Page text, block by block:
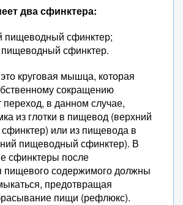
два сфинктера:
пищеводный сфинктер;
сфинктер.
круговая мышца, которая
сокращению
переход, в данном случае,
из глотки в пищевод (верхний
или из пищевода в
пищеводный сфинктер). В
сфинктеры после
пищевого содержимого должны
предотвращая
пищи (рефлюкс).